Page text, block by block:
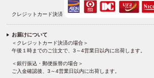
クレジットカード決済
お届けについて
＜クレジットカード決済の場合＞
午後１時までのご注文で、3～4営業日以内に出荷します。
＜銀行振込・郵便振替の場合＞
ご入金確認後、3～4営業日以内に出荷します。